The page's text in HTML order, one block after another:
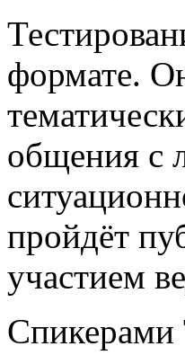
формате.
общения с
пройдёт
участием
Спикерами